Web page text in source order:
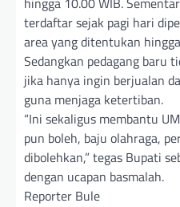
terdaftar sejak pagi hari
area yang ditentukan
Sedangkan pedagang baru
jika hanya ingin berjualan
guna menjaga ketertiban.
“Ini sekaligus membantu
pun boleh, baju olahraga,
dibolehkan,” tegas Bupati
dengan ucapan basmalah.
Reporter Bule